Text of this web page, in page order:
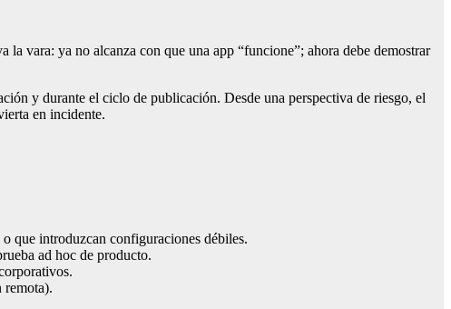
vara: ya no alcanza con que una app “funcione”; ahora debe demostrar
y durante el ciclo de publicación. Desde una perspectiva de riesgo, el
en incidente.
que introduzcan configuraciones débiles.
ad hoc de producto.
remota).